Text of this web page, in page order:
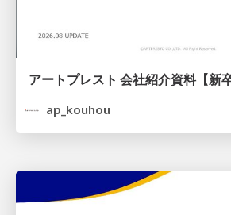
アートプレスト 会社紹介資料【新
ap_kouhou